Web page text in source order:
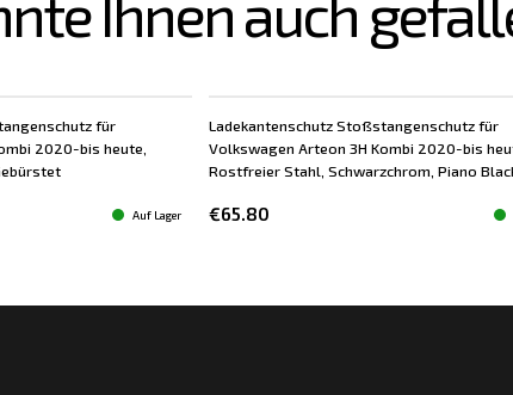
für
2020-bis heute,
Auf Lager
Ladekantenschutz Stoßstangenschutz für
Volkswagen Arteon 3H Kombi 2020-bis
Rostfreier Stahl, Schwarzchrom, Piano
€65.80